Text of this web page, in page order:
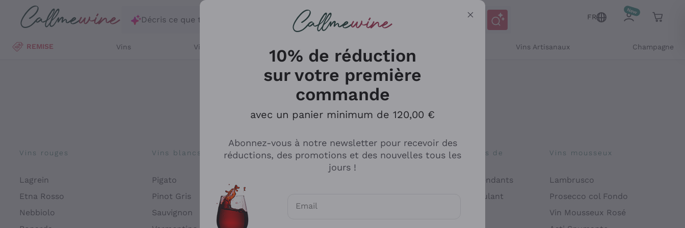
Passer au contenu principal
Décris ce que tu recherches
FR
REMISE Vins Vins Blancs Vins Artisanaux Champagne
Explorer le catalogue
Vins rouges
Lagrein
Etna Rosso
Nebbiolo
Vins blancs
Pigato
Pinot Gris
Sauvignon
Producteurs
Les philosophies de
Vignerons Indépendants
Recoltant Manipulant
Vins mousseux
Lambrusco
Prosecco col Fondo
Vin Mousseux Rosé
10% de réduction
sur votre première
commande
avec un panier minimum de 120,00 €
Abonnez-vous à notre newsletter pour recevoir des
réductions, des promotions et des nouvelles tous les
jours !
Email
Consentements optionnels pour recevoir des communications et des offres personnalisées